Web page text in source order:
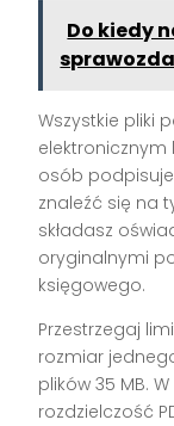
Do kiedy
Wszystkie pliki
elektronicznym
osób
znaleźć się na
składasz
oryginalnymi
księgowego.
Przestrzegaj
rozmiar
plików 35 MB.
rozdzielczość